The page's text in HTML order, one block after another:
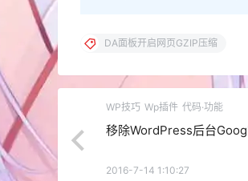
DA面板开启网页GZIP压缩
WP技巧 Wp插件 代码·功能
移除WordPress后台
2016-7-14 1:10:27